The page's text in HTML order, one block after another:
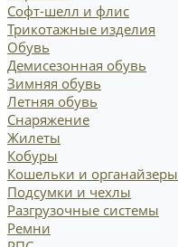
Софт-шелл и флис
Трикотажные изделия
Обувь
Демисезонная обувь
Зимняя обувь
Летняя обувь
Снаряжение
Жилеты
Кобуры
Кошельки и органайзеры
Подсумки и чехлы
Разгрузочные системы
Ремни